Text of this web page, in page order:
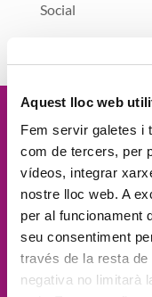
Aquest lloc web
Fem servir galetes i
com de tercers, per
vídeos, integrar
nostre lloc web. A
per al funcionament
seu consentiment
través de la resta
negativa no limitarà
Social
Vetllem
persones,